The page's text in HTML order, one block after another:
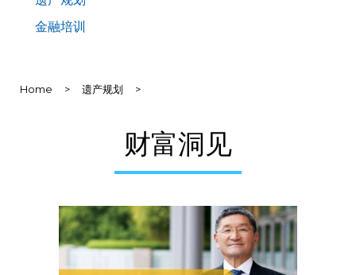
金融培训
Home > 遗产规划 >
财富洞见